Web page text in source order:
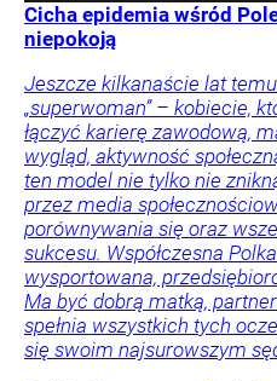
Cicha epidemia wśród
niepokoją
Jeszcze kilkanaście lat
„superwoman” – kobiecie,
łączyć karierę zawodową,
wygląd, aktywność
ten model nie tylko nie
przez media
porównywania się oraz
sukcesu. Współczesna
wysportowana,
Ma być dobrą matką,
spełnia wszystkich tych
się swoim najsurowszym